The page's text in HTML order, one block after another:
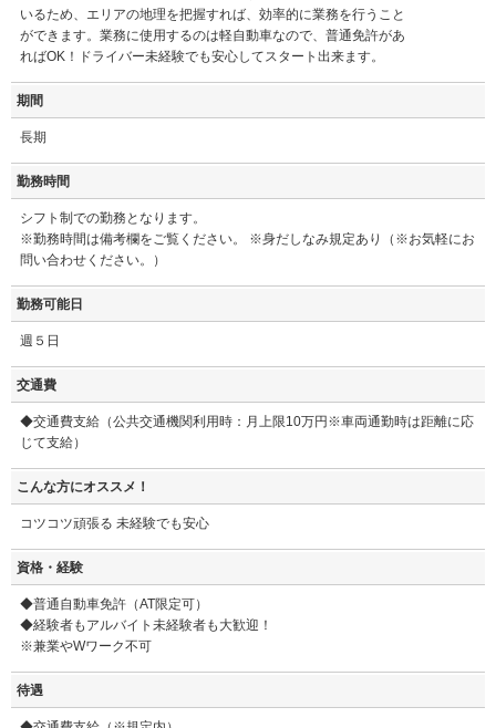
いるため、エリアの地理を把握すれば、効率的に業務を行うこと
ができます。業務に使用するのは軽自動車なので、普通免許があ
ればOK！ドライバー未経験でも安心してスタート出来ます。
期間
長期
勤務時間
シフト制での勤務となります。
※勤務時間は備考欄をご覧ください。 ※身だしなみ規定あり（※お気軽にお
問い合わせください。）
勤務可能日
週５日
交通費
◆交通費支給（公共交通機関利用時：月上限10万円※車両通勤時は距離に応
じて支給）
こんな方にオススメ！
コツコツ頑張る 未経験でも安心
資格・経験
◆普通自動車免許（AT限定可）
◆経験者もアルバイト未経験者も大歓迎！
※兼業やWワーク不可
待遇